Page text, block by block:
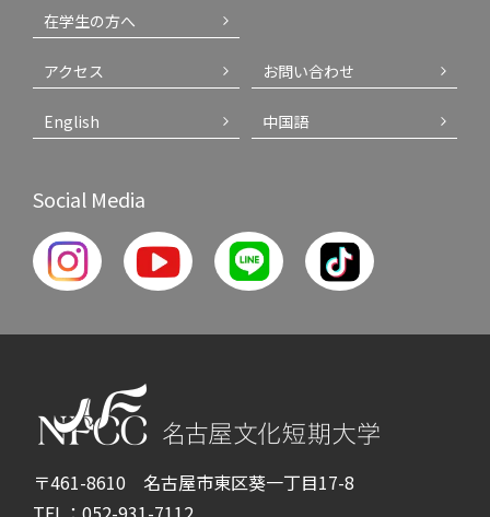
在学生の方へ
アクセス お問い合わせ
English 中国語
Social Media
〒461-8610 名古屋市東区葵一丁目17-8